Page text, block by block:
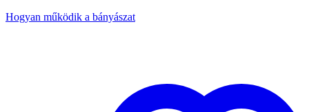
Hogyan működik a bányászat